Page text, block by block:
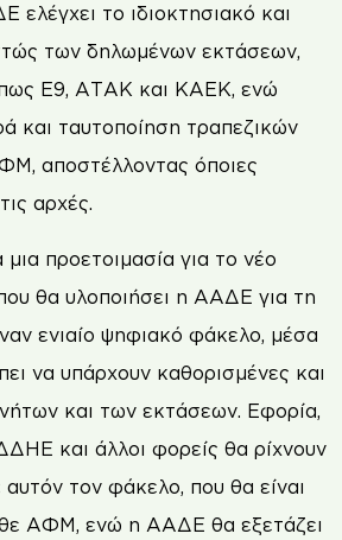
ελέγχει το ιδιοκτησιακό και
των δηλωμένων εκτάσεων,
Ε9, ΑΤΑΚ και ΚΑΕΚ, ενώ
και ταυτοποίηση τραπεζικών
αποστέλλοντας όποιες
αρχές.
μια προετοιμασία για το νέο
θα υλοποιήσει η ΑΑΔΕ για τη
ενιαίο ψηφιακό φάκελο, μέσα
να υπάρχουν καθορισμένες και
και των εκτάσεων. Εφορία,
και άλλοι φορείς θα ρίχνουν
τον φάκελο, που θα είναι
ΑΦΜ, ενώ η ΑΑΔΕ θα εξετάζει